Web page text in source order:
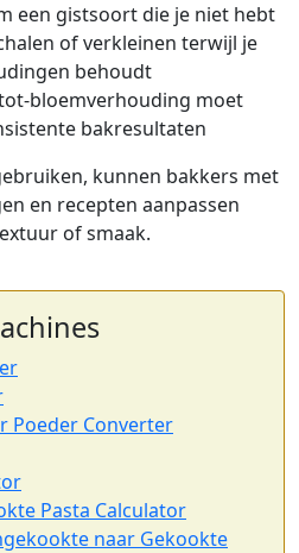
een gistsoort die je niet hebt
of verkleinen terwijl je
behoudt
bloemverhouding moet
bakresultaten
kunnen bakkers met
en recepten aanpassen
of smaak.
Poeder Converter
Pasta Calculator
naar Gekookte